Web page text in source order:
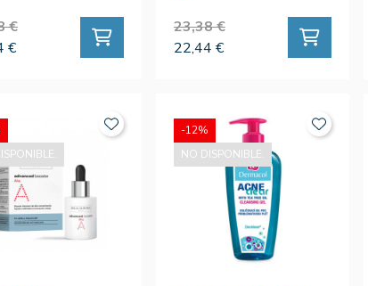
€
€
23,38 €
22,44 €
-12%
NO DISPONIBLE.